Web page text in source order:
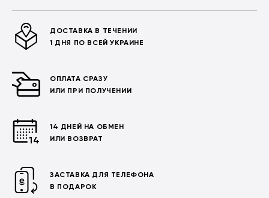
ДОСТАВКА В ТЕЧЕНИИ
1 ДНЯ ПО ВСЕЙ УКРАИНЕ
ОПЛАТА СРАЗУ
ИЛИ ПРИ ПОЛУЧЕНИИ
14 ДНЕЙ НА ОБМЕН
ИЛИ ВОЗВРАТ
ЗАСТАВКА ДЛЯ ТЕЛЕФОНА
В ПОДАРОК